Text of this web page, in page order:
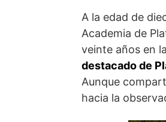
A la edad de
Academia de
veinte años en
destacado de
Aunque
hacia la